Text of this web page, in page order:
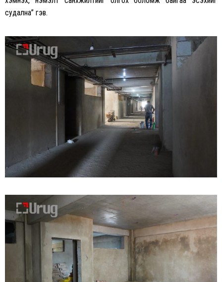
судална” гэв.